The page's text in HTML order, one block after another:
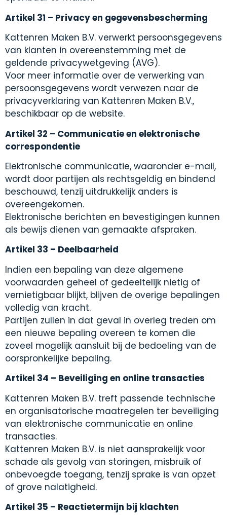
Artikel 31 – Privacy en gegevensbescherming
Kattenren Maken B.V. verwerkt persoonsgegevens
van klanten in overeenstemming met de
geldende privacywetgeving (AVG).
Voor meer informatie over de verwerking van
persoonsgegevens wordt verwezen naar de
privacyverklaring van Kattenren Maken B.V.,
beschikbaar op de website.
Artikel 32 – Communicatie en elektronische
correspondentie
Elektronische communicatie, waaronder e-mail,
wordt door partijen als rechtsgeldig en bindend
beschouwd, tenzij uitdrukkelijk anders is
overeengekomen.
Elektronische berichten en bevestigingen kunnen
als bewijs dienen van gemaakte afspraken.
Artikel 33 – Deelbaarheid
Indien een bepaling van deze algemene
voorwaarden geheel of gedeeltelijk nietig of
vernietigbaar blijkt, blijven de overige bepalingen
volledig van kracht.
Partijen zullen in dat geval in overleg treden om
een nieuwe bepaling overeen te komen die
zoveel mogelijk aansluit bij de bedoeling van de
oorspronkelijke bepaling.
Artikel 34 – Beveiliging en online transacties
Kattenren Maken B.V. treft passende technische
en organisatorische maatregelen ter beveiliging
van elektronische communicatie en online
transacties.
Kattenren Maken B.V. is niet aansprakelijk voor
schade als gevolg van storingen, misbruik of
onbevoegde toegang, tenzij sprake is van opzet
of grove nalatigheid.
Artikel 35 – Reactietermijn bij klachten